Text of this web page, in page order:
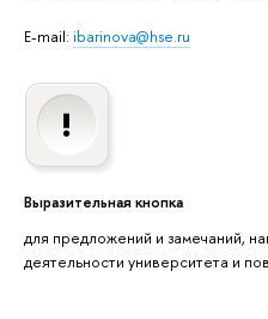
E-mail: ibarinova@hse.ru
Выразительная кнопка
для предложений и замечаний,
деятельности университета и